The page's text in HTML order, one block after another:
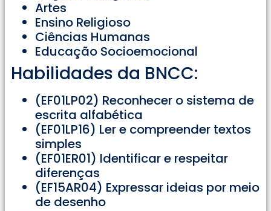
Artes
Ensino Religioso
Ciências Humanas
Educação Socioemocional
Habilidades da BNCC:
(EF01LP02) Reconhecer o sistema de
escrita alfabética
(EF01LP16) Ler e compreender textos
simples
(EF01ER01) Identificar e respeitar
diferenças
(EF15AR04) Expressar ideias por meio
de desenho